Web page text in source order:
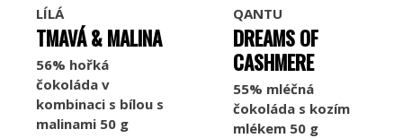
Taza Chocolate Marou
LÍLÁ
TMAVÁ & MALINA
56% hořká
čokoláda v
kombinaci s bílou s
malinami 50 g
QANTU
DREAMS OF
CASHMERE
55% mléčná
čokoláda s kozím
mlékem 50 g